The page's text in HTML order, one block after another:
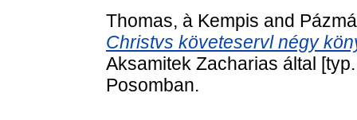
Thomas, à Kempis and
Christvs követeservl négy
Aksamitek Zacharias által
Posomban.